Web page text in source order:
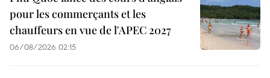
pour les commerçants et les
chauffeurs en vue de l'APEC 2027
06/08/2026 02:15